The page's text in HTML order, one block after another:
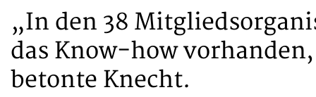
„In den 38
das Know-how
betonte Knecht.